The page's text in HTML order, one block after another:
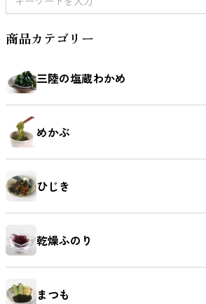
商品カテゴリー
三陸の塩蔵わかめ
めかぶ
ひじき
乾燥ふのり
まつも